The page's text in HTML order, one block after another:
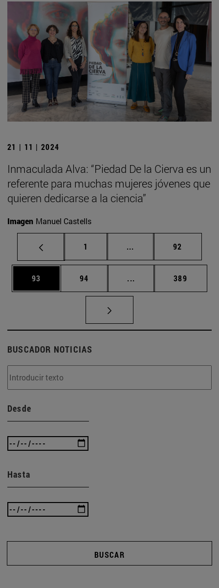
21 | 11 | 2024
Inmaculada Alva: “Piedad De la Cierva es un
referente para muchas mujeres jóvenes que
quieren dedicarse a la ciencia”
Imagen Manuel Castells
Página
1 ... Páginas intermedias
Página
92
Página
93 Página
94 ... Páginas intermedias
Página
389
BUSCADOR NOTICIAS
Desde
Hasta
BUSCAR